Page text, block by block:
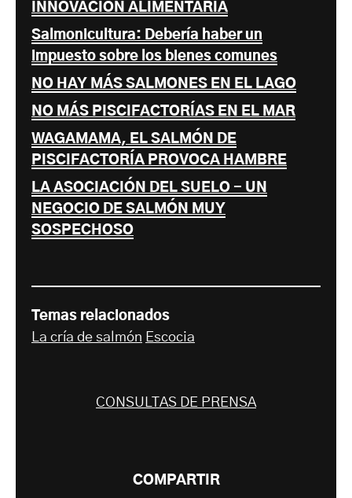
INNOVACIÓN ALIMENTARIA
Salmonicultura: Debería haber un
impuesto sobre los bienes comunes
NO HAY MÁS SALMONES EN EL LAGO
NO MÁS PISCIFACTORÍAS EN EL MAR
WAGAMAMA, EL SALMÓN DE
PISCIFACTORÍA PROVOCA HAMBRE
LA ASOCIACIÓN DEL SUELO - UN
NEGOCIO DE SALMÓN MUY
SOSPECHOSO
Temas relacionados
La cría de salmón Escocia
CONSULTAS DE PRENSA
COMPARTIR